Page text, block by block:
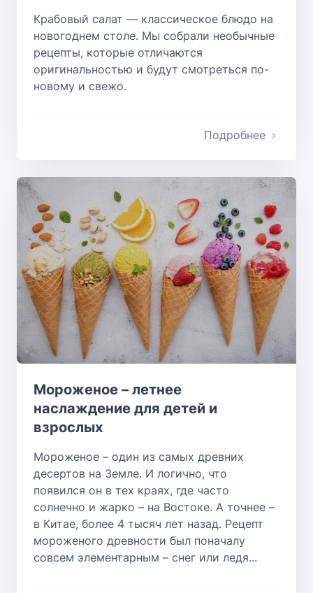
Крабовый салат — классическое блюдо на
новогоднем столе. Мы собрали необычные
рецепты, которые отличаются
оригинальностью и будут смотреться по-
новому и свежо.
Подробнее
Мороженое – летнее
наслаждение для детей и
взрослых
Мороженое – один из самых древних
десертов на Земле. И логично, что
появился он в тех краях, где часто
солнечно и жарко – на Востоке. А точнее –
в Китае, более 4 тысяч лет назад. Рецепт
мороженого древности был поначалу
совсем элементарным – снег или ледя...